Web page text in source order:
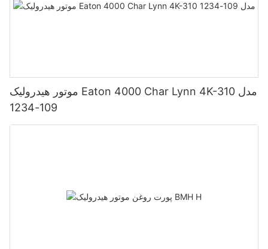
موتور هیدرولیک Eaton 4000 Char Lynn 4K-310 مدل
109-1234